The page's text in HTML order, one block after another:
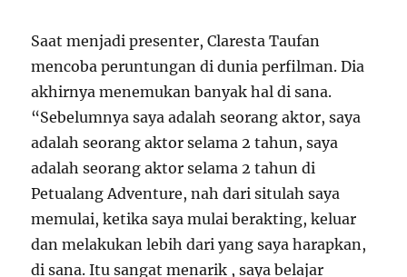
Saat menjadi presenter, Claresta Taufan
mencoba peruntungan di dunia perfilman. Dia
akhirnya menemukan banyak hal di sana.
“Sebelumnya saya adalah seorang aktor, saya
adalah seorang aktor selama 2 tahun, saya
adalah seorang aktor selama 2 tahun di
Petualang Adventure, nah dari situlah saya
memulai, ketika saya mulai berakting, keluar
dan melakukan lebih dari yang saya harapkan,
di sana. Itu sangat menarik , saya belajar